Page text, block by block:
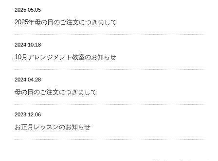
2025.05.05
2025年母の日のご注文につきまして
2024.10.18
10月アレンジメント教室のお知らせ
2024.04.28
母の日のご注文につきまして
2023.12.06
お正月レッスンのお知らせ